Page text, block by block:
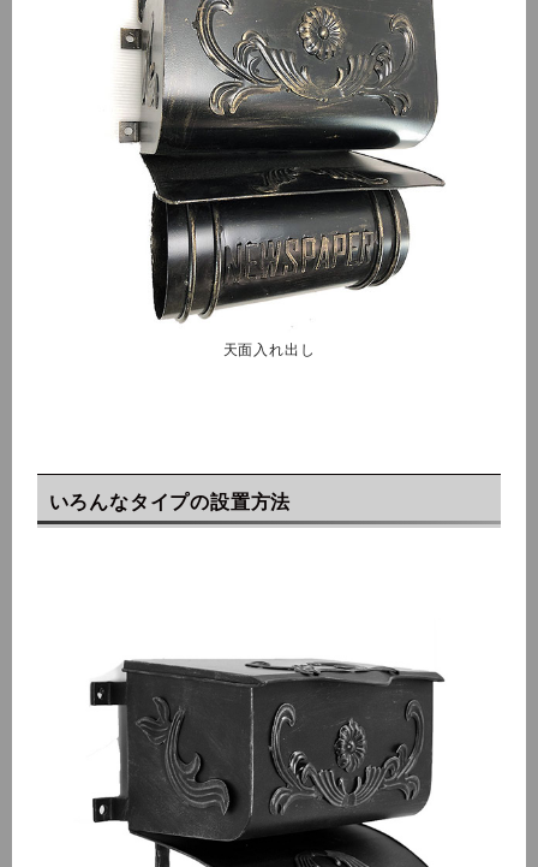
天面入れ出し
いろんなタイプの設置方法